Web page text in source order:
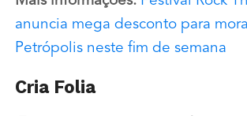
anuncia mega desconto para
Petrópolis neste fim de semana
Cria Folia